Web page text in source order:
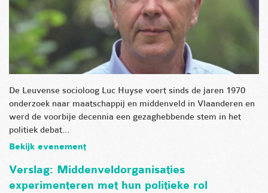
De Leuvense socioloog Luc Huyse voert sinds de jaren 1970
onderzoek naar maatschappij en middenveld in Vlaanderen en
werd de voorbije decennia een gezaghebbende stem in het
politiek debat…
Bekijk evenement
Verslag: Middenveldorganisaties
experimenteren met hun politieke rol